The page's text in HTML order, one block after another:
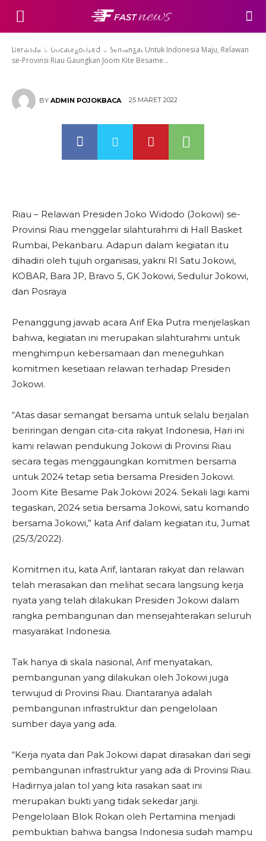
Beranda Uncategorized
Semangat Untuk Indonesia Maju, Relawan
se-Provinsi Riau Gaungkan Joom Kite Besame...
Maju, Relawan se-Provinsi Riau
Gaungkan Joom Kite Besame
Pak Jokowi 2024.
BY ADMIN POJOKBACA 25 MARET 2022
Riau – Relawan Presiden Joko Widodo (Jokowi) se-
Provinsi Riau menggelar silahturahmi di Hall Basket
Rumbai, Pekanbaru. Adapun dalam kegiatan itu
dihadiri oleh tujuh organisasi, yakni RI Satu Jokowi,
KOBAR, Bara JP, Bravo 5, GK Jokowi, Sedulur Jokowi,
dan Posraya
Penanggung jawab acara Arif Eka Putra menjelaskan
bahwa, kegiatan ini merupakan silahturahmi untuk
menghimpun kebersamaan dan meneguhkan
komitmen kesetiaan relawan terhadap Presiden
Jokowi.
“Atas dasar semangat bersama untuk selalu berjalan
beriringan dengan cita-cita rakyat Indonesia, Hari ini
kami relawan pendukung Jokowi di Provinsi Riau
secara tegas menggaungkan komitmen bersama
untuk 2024 tetap setia bersama Presiden Jokowi.
Joom Kite Besame Pak Jokowi 2024. Sekali lagi kami
tegaskan, 2024 setia bersama Jokowi, satu komando
bersama Jokowi,” kata Arif dalam kegiatan itu, Jumat
(25/3/2022).
Komitmen itu, kata Arif, lantaran rakyat dan relawan
telah merasakan dan melihat secara langsung kerja
nyata yang telah dilakukan Presiden Jokowi dalam
rangka pembangunan dan mensejahterakan seluruh
masyarakat Indonesia.
Tak hanya di skala nasional, Arif menyatakan,
pembangunan yang dilakukan oleh Jokowi juga
terwujud di Provinsi Riau. Diantaranya adalah
pembangunan infrastruktur dan pengelolaan
sumber daya yang ada.
“Kerja nyata dari Pak Jokowi dapat dirasakan dari segi
pembangunan infrastruktur yang ada di Provinsi Riau.
Hadirnya jalan tol yang kita rasakan saat ini
merupakan bukti yang tidak sekedar janji.
Pengelolaan Blok Rokan oleh Pertamina menjadi
pembuktian bahwa bangsa Indonesia sudah mampu